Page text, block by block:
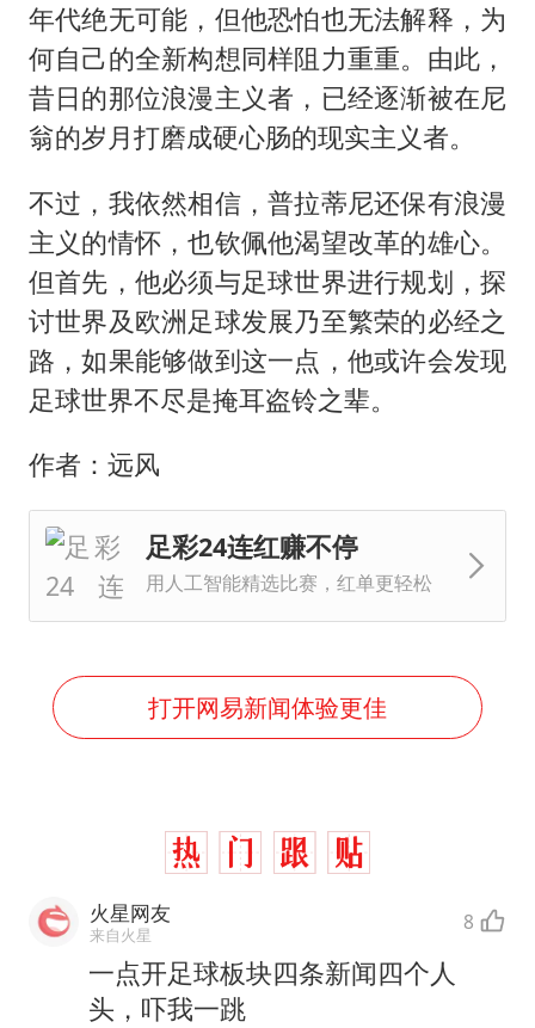
年代绝无可能，但他恐怕也无法解释，为
何自己的全新构想同样阻力重重。由此，
昔日的那位浪漫主义者，已经逐渐被在尼
翁的岁月打磨成硬心肠的现实主义者。
不过，我依然相信，普拉蒂尼还保有浪漫
主义的情怀，也钦佩他渴望改革的雄心。
但首先，他必须与足球世界进行规划，探
讨世界及欧洲足球发展乃至繁荣的必经之
路，如果能够做到这一点，他或许会发现
足球世界不尽是掩耳盗铃之辈。
作者：远风
足彩24连红赚不停
用人工智能精选比赛，红单更轻松
打开网易新闻体验更佳
火星网友
来自火星 8
一点开足球板块四条新闻四个人
头，吓我一跳